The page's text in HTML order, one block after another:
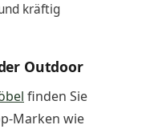
kräftig
Outdoor
finden Sie
Marken wie